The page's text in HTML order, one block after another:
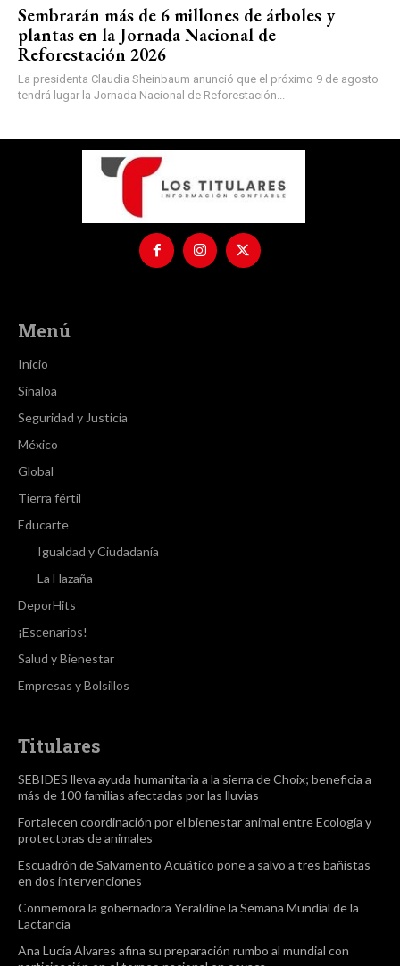
Sembrarán más de 6 millones de árboles y
plantas en la Jornada Nacional de
Reforestación 2026
La presidenta Claudia Sheinbaum anunció que el próximo 9 de agosto
tendrá lugar la Jornada Nacional de Reforestación...
Menú
Inicio
Sinaloa
Seguridad y Justicia
México
Global
Tierra fértil
Educarte
Igualdad y Ciudadanía
La Hazaña
DeporHits
¡Escenarios!
Salud y Bienestar
Empresas y Bolsillos
Titulares
SEBIDES lleva ayuda humanitaria a la sierra de Choix; beneficia a
más de 100 familias afectadas por las lluvias
Fortalecen coordinación por el bienestar animal entre Ecología y
protectoras de animales
Escuadrón de Salvamento Acuático pone a salvo a tres bañistas
en dos intervenciones
Conmemora la gobernadora Yeraldine la Semana Mundial de la
Lactancia
Ana Lucía Álvares afina su preparación rumbo al mundial con